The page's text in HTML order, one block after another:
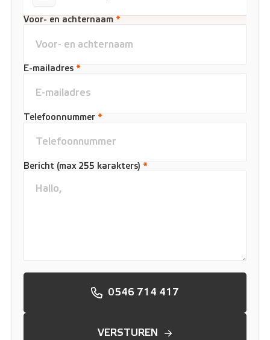
Voor- en achternaam *
E-mailadres *
Telefoonnummer *
Bericht (max 255 karakters) *
0546 714 417
VERSTUREN